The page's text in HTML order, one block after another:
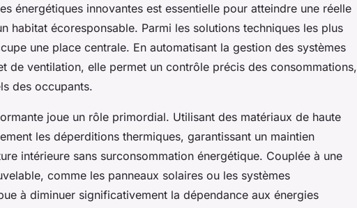
énergétiques innovantes est essentielle pour atteindre une réelle
habitat écoresponsable. Parmi les solutions techniques les plus
une place centrale. En automatisant la gestion des systèmes
de ventilation, elle permet un contrôle précis des consommations,
des occupants.
joue un rôle primordial. Utilisant des matériaux de haute
les déperditions thermiques, garantissant un maintien
intérieure sans surconsommation énergétique. Couplée à une
comme les panneaux solaires ou les systèmes
à diminuer significativement la dépendance aux énergies